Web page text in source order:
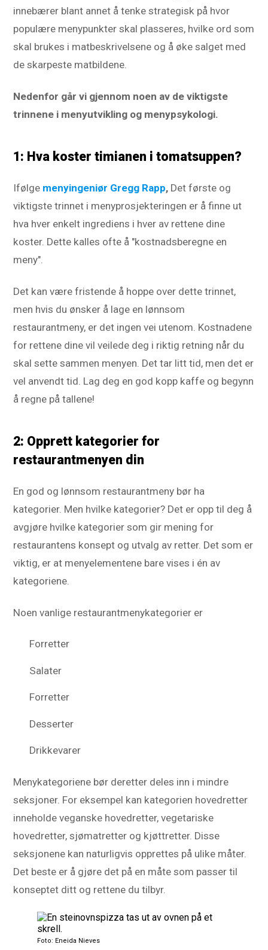
innebærer blant annet å tenke strategisk på hvor
populære menypunkter skal plasseres, hvilke ord som
skal brukes i matbeskrivelsene og å øke salget med
de skarpeste matbildene.
Nedenfor går vi gjennom noen av de viktigste
trinnene i menyutvikling og menypsykologi.
1: Hva koster timianen i tomatsuppen?
Ifølge menyingeniør Gregg Rapp, Det første og
viktigste trinnet i menyprosjekteringen er å finne ut
hva hver enkelt ingrediens i hver av rettene dine
koster. Dette kalles ofte å "kostnadsberegne en
meny".
Det kan være fristende å hoppe over dette trinnet,
men hvis du ønsker å lage en lønnsom
restaurantmeny, er det ingen vei utenom. Kostnadene
for rettene dine vil veilede deg i riktig retning når du
skal sette sammen menyen. Det tar litt tid, men det er
vel anvendt tid. Lag deg en god kopp kaffe og begynn
å regne på tallene!
2: Opprett kategorier for
restaurantmenyen din
En god og lønnsom restaurantmeny bør ha
kategorier. Men hvilke kategorier? Det er opp til deg å
avgjøre hvilke kategorier som gir mening for
restaurantens konsept og utvalg av retter. Det som er
viktig, er at menyelementene bare vises i én av
kategoriene.
Noen vanlige restaurantmenykategorier er
Forretter
Salater
Forretter
Desserter
Drikkevarer
Menykategoriene bør deretter deles inn i mindre
seksjoner. For eksempel kan kategorien hovedretter
inneholde veganske hovedretter, vegetariske
hovedretter, sjømatretter og kjøttretter. Disse
seksjonene kan naturligvis opprettes på ulike måter.
Det beste er å gjøre det på en måte som passer til
konseptet ditt og rettene du tilbyr.
Foto: Eneida Nieves